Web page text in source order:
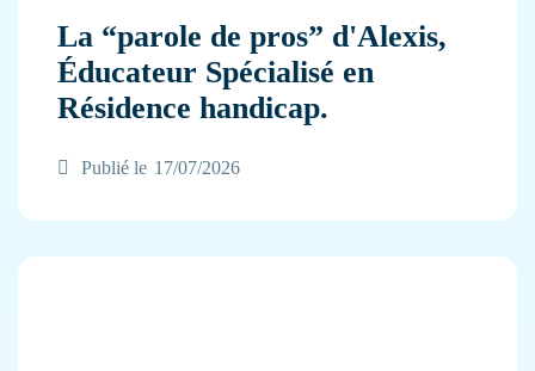
La “parole de pros” d'Alexis,
Éducateur Spécialisé en
Résidence handicap.
Publié le 17/07/2026